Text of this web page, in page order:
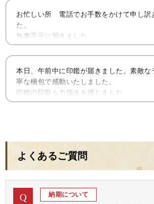
た。
またご縁がありましたら、宜しくお願い致
お忙しい所 電話でお手数をかけて申し訳
た。
無事手元に届きました。
２人の新出発に際し、あたたかいお言葉と
鑑を作って頂き、
又、心のこもった包装もして頂き、２人に
の贈り物だと
思います。 本当に有難うございました。
本日、午前中に印鑑が届きました。素敵な
寧な梱包で感動いたしました。
印鑑の印影も力強さを感じました。
とても丁寧な対応で注文をしてから印鑑が
本当にありがとうございました。
開運2本セット 実印・認印
よくあるご質問
Q 納期について